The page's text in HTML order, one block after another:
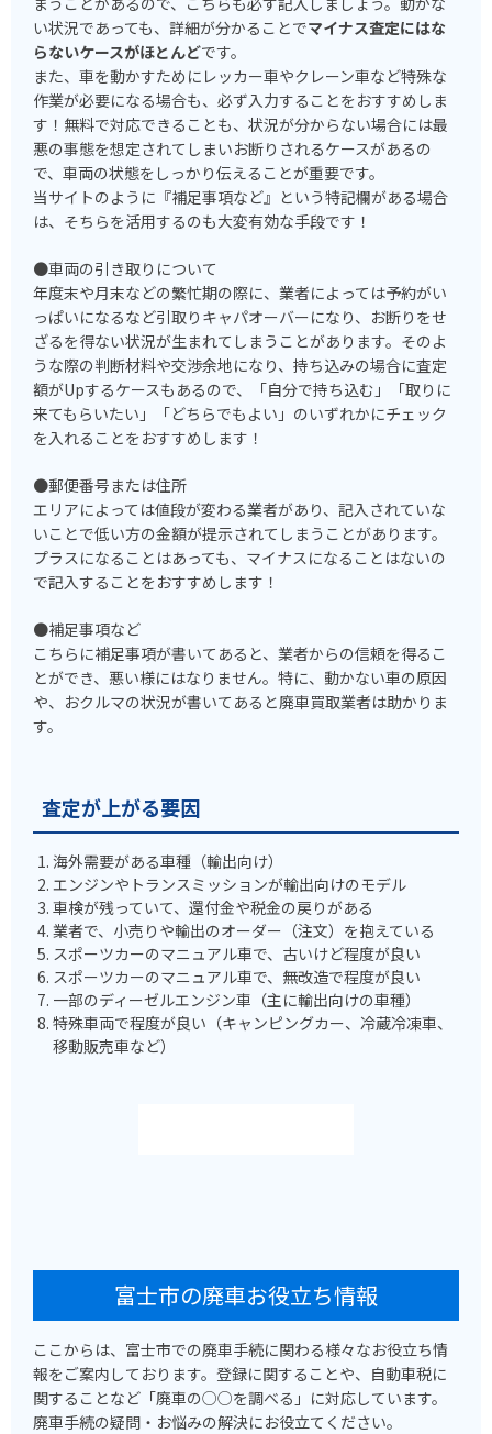
い状況であっても、詳細が分かることでマイナス査定にはな
らないケースがほとんどです。
また、車を動かすためにレッカー車やクレーン車など特殊な
作業が必要になる場合も、必ず入力することをおすすめしま
す！無料で対応できることも、状況が分からない場合には最
悪の事態を想定されてしまいお断りされるケースがあるの
で、車両の状態をしっかり伝えることが重要です。
当サイトのように『補足事項など』という特記欄がある場合
は、そちらを活用するのも大変有効な手段です！
●車両の引き取りについて
年度末や月末などの繁忙期の際に、業者によっては予約がい
っぱいになるなど引取りキャパオーバーになり、お断りをせ
ざるを得ない状況が生まれてしまうことがあります。そのよ
うな際の判断材料や交渉余地になり、持ち込みの場合に査定
額がUpするケースもあるので、「自分で持ち込む」「取りに
来てもらいたい」「どちらでもよい」のいずれかにチェック
を入れることをおすすめします！
●郵便番号または住所
エリアによっては値段が変わる業者があり、記入されていな
いことで低い方の金額が提示されてしまうことがあります。
プラスになることはあっても、マイナスになることはないの
で記入することをおすすめします！
●補足事項など
こちらに補足事項が書いてあると、業者からの信頼を得るこ
とができ、悪い様にはなりません。特に、動かない車の原因
や、おクルマの状況が書いてあると廃車買取業者は助かりま
す。
査定が上がる要因
海外需要がある車種（輸出向け）
エンジンやトランスミッションが輸出向けのモデル
車検が残っていて、還付金や税金の戻りがある
業者で、小売りや輸出のオーダー（注文）を抱えている
スポーツカーのマニュアル車で、古いけど程度が良い
スポーツカーのマニュアル車で、無改造で程度が良い
一部のディーゼルエンジン車（主に輸出向けの車種）
特殊車両で程度が良い（キャンピングカー、冷蔵冷凍車、
移動販売車など）
富士市の廃車お役立ち情報
ここからは、富士市での廃車手続に関わる様々なお役立ち情
報をご案内しております。登録に関することや、自動車税に
関することなど「廃車の○○を調べる」に対応しています。
廃車手続の疑問・お悩みの解決にお役立てください。